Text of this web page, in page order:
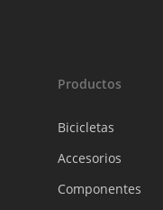
Productos
Bicicletas
Accesorios
Componentes